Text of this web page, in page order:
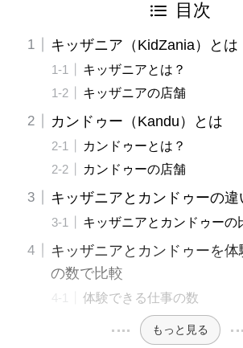
目次
キッザニア（KidZania）とは
キッザニアとは？
キッザニアの店舗
カンドゥー（Kandu）とは
カンドゥーとは？
カンドゥーの店舗
キッザニアとカンドゥーの
キッザニアとカンドゥーの
キッザニアとカンドゥーを
の数で比較
体験できる仕事の数
もっと見る